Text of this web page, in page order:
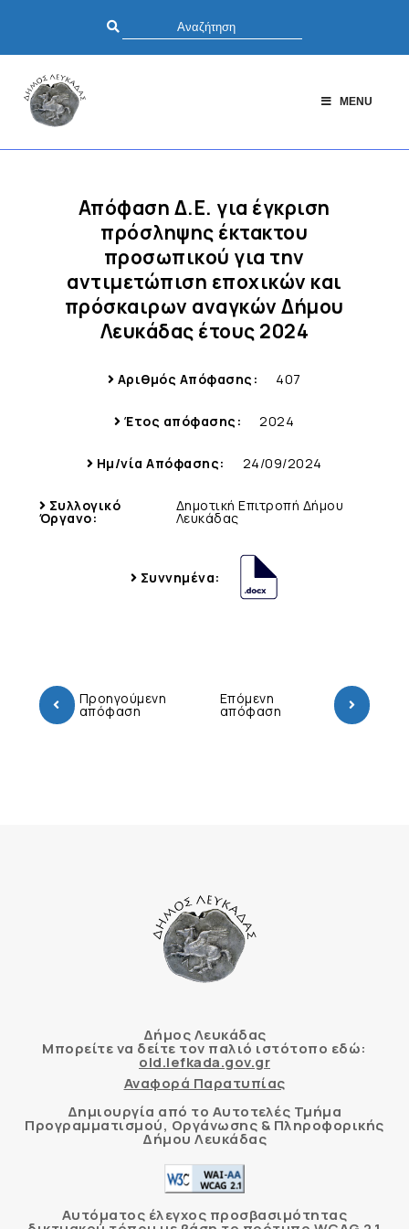
MENU
Απόφαση Δ.Ε. για έγκριση
πρόσληψης έκτακτου
προσωπικού για την
αντιμετώπιση εποχικών και
πρόσκαιρων αναγκών Δήμου
Λευκάδας έτους 2024
Αριθμός Απόφασης: 407
Έτος απόφασης: 2024
Ημ/νία Απόφασης: 24/09/2024
Συλλογικό
Όργανο:
Δημοτική Επιτροπή Δήμου
Λευκάδας
Συννημένα:
Προηγούμενη
απόφαση
Επόμενη
απόφαση
Δήμος Λευκάδας
Μπορείτε να δείτε τον παλιό ιστότοπο εδώ:
old.lefkada.gov.gr
Αναφορά Παρατυπίας
Δημιουργία από το Αυτοτελές Τμήμα
Προγραμματισμού, Οργάνωσης & Πληροφορικής
Δήμου Λευκάδας
Αυτόματος έλεγχος προσβασιμότητας